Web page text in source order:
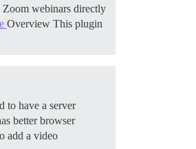
Zoom webinars directly
Overview This plugin
to have a server
better browser
add a video